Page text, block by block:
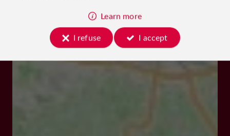
Learn more
I refuse
I accept